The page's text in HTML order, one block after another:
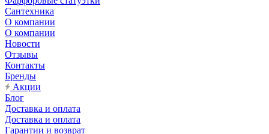
Сантехника
О компании
О компании
Новости
Отзывы
Контакты
Бренды
Акции
Блог
Доставка и оплата
Доставка и оплата
Гарантии и возврат